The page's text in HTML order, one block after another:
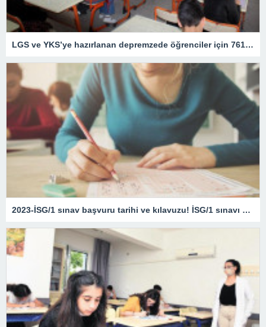
LGS ve YKS’ye hazırlanan depremzede öğrenciler için 761 DYK noktası oluşturuldu – Son Dakika Eğitim Haberleri
2023-İSG/1 sınav başvuru tarihi ve kılavuzu! İSG/1 sınavı ne zaman?